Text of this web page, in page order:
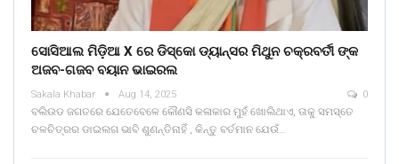
ସୋସିଆଲ ମିଡ଼ିଆ X ରେ ଡିସ୍କୋ ଡ୍ୟାନ୍ସର ମିଥୁନ ଚକ୍ରବର୍ତୀ ଙ୍କ
ଅଜବ-ଗଜବ ବୟାନ ଭାଇରଲ
Sakala Khabar Aug 14, 2025 0
ବଲିଉଡ ଜଗତରେ ଯେତେବେଳେ କୌଣସି କଳାକାର ମୁହଁ ଖୋଲିଥାଏ, ତାକୁ ସମସ୍ତେ
ଚଳଚିତ୍ରର ଡାଇଲଗ ଭାବି ଶୁଣନ୍ତିନାହିଁ , କିନ୍ତୁ ବର୍ତମାନ ଯେଉଁ…